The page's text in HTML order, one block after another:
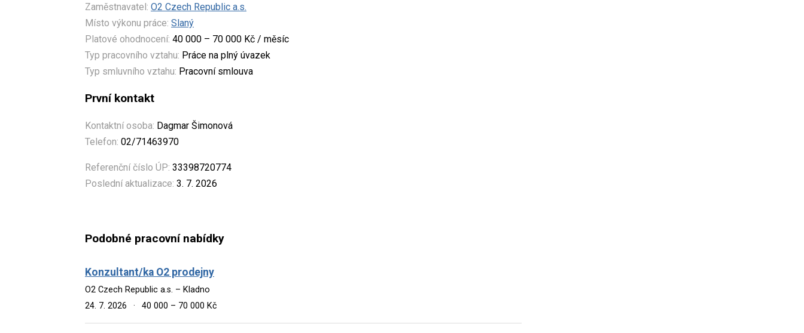
Zaměstnavatel: O2 Czech Republic a.s.
Místo výkonu práce: Slaný
Platové ohodnocení: 40 000 – 70 000 Kč / měsíc
Typ pracovního vztahu: Práce na plný úvazek
Typ smluvního vztahu: Pracovní smlouva
První kontakt
Kontaktní osoba: Dagmar Šimonová
Telefon: 02/71463970
Referenční číslo ÚP: 33398720774
Poslední aktualizace: 3. 7. 2026
Podobné pracovní nabídky
Konzultant/ka O2 prodejny
O2 Czech Republic a.s. – Kladno
24. 7. 2026
· 40 000 – 70 000 Kč